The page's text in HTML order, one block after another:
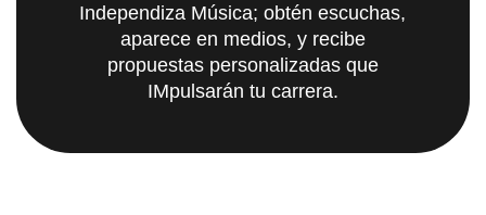
Independiza Música; obtén escuchas,
aparece en medios, y recibe
propuestas personalizadas que
IMpulsarán tu carrera.